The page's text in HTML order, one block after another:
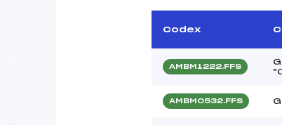
Codex
AMBM1222.FFS
AMBM0532.FFS